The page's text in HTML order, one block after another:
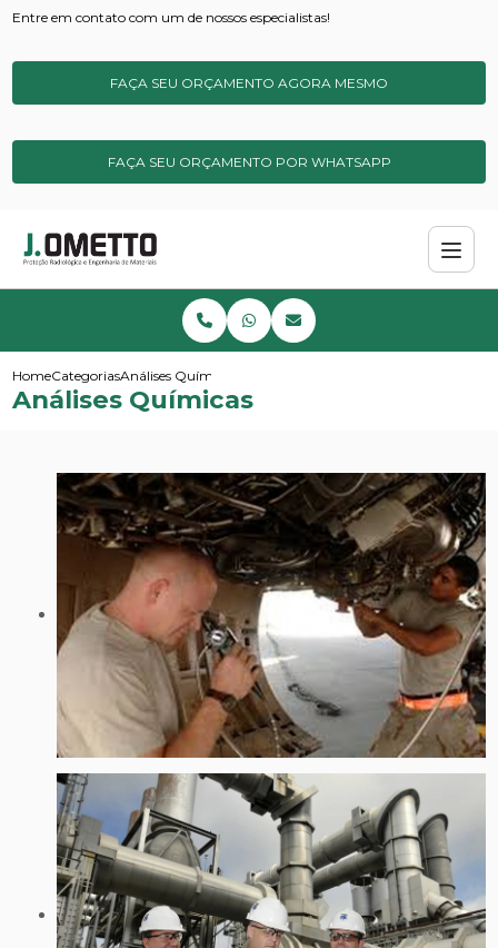
Entre em contato com um de nossos especialistas!
FAÇA SEU ORÇAMENTO AGORA MESMO
FAÇA SEU ORÇAMENTO POR WHATSAPP
HomeCategoriasAnálises Químicas
Análises Químicas